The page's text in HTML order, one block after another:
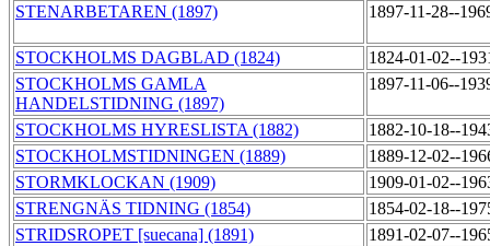
STENARBETAREN (1897)
1897-11-28--
STOCKHOLMS DAGBLAD (1824)
1824-01-02--
STOCKHOLMS GAMLA
HANDELSTIDNING (1897)
1897-11-06--
STOCKHOLMS HYRESLISTA (1882)
1882-10-18--
STOCKHOLMSTIDNINGEN (1889)
1889-12-02--
STORMKLOCKAN (1909)
1909-01-02--
STRENGNÄS TIDNING (1854)
1854-02-18--
STRIDSROPET [suecana] (1891)
1891-02-07--